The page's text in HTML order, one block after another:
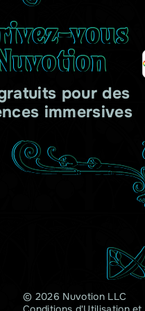
vous
pour des
immersives
© 2026 Nuvotion LLC